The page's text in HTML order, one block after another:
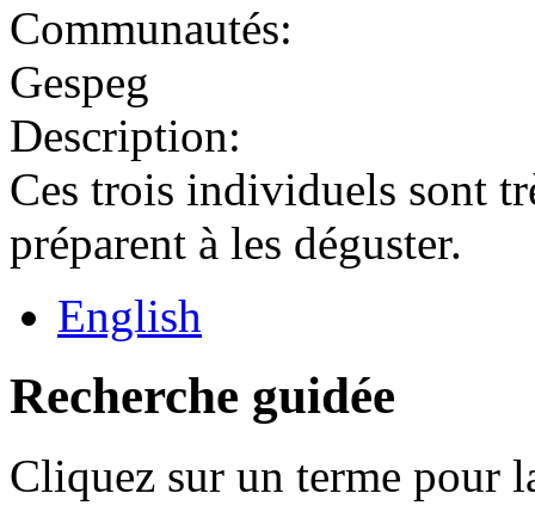
Communautés:
Gespeg
Description:
Ces trois individuels sont
préparent à les déguster.
English
Recherche guidée
Cliquez sur un terme pour